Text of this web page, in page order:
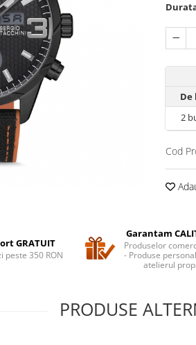
De
2
Cod
GRATUIT
peste 350 RON
Garantam
Produselor
- Produse
atelierul
PRODUSE